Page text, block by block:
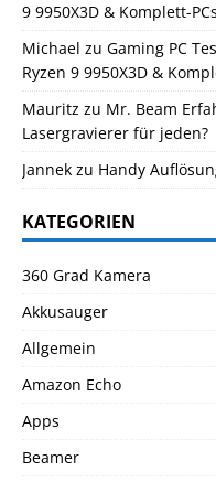
9 9950X3D & Komplett-
Michael zu Gaming PC
Ryzen 9 9950X3D &
Mauritz zu Mr. Beam
Lasergravierer für jeden?
Jannek zu Handy
KATEGORIEN
360 Grad Kamera
Akkusauger
Allgemein
Amazon Echo
Apps
Beamer